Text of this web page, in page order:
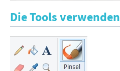
Die Tools verwenden